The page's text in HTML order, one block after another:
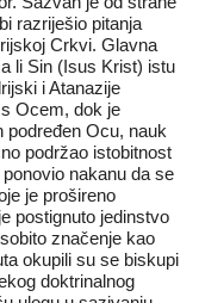
razriješio pitanja
Crkvi. Glavna
li Sin (Isus Krist) istu
i Atanazije
Ocem, dok je
podređen Ocu, nauk
podržao istobitnost
nakanu da se
je prošireno
postignuto jedinstvo
značenje kao
okupili su se biskupi
doktrinalnog